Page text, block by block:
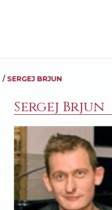
/ SERGEJ BRJUN
Sergej Brjun